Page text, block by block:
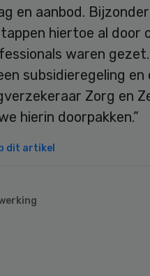
en aanbod.
hiertoe al door
waren
subsidieregeling en
Zorg en
hierin doorpakken.”
dit artikel